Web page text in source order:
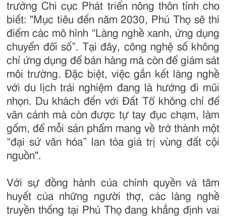
trưởng Chi cục Phát triển nông thôn tỉnh cho
biết: "Mục tiêu đến năm 2030, Phú Thọ sẽ thí
điểm các mô hình “Làng nghề xanh, ứng dụng
chuyển đổi số”. Tại đây, công nghệ số không
chỉ ứng dụng để bán hàng mà còn để giám sát
môi trường. Đặc biệt, việc gắn kết làng nghề
với du lịch trải nghiệm đang là hướng đi mũi
nhọn. Du khách đến với Đất Tổ không chỉ để
vãn cảnh mà còn được tự tay đục chạm, làm
gốm, để mỗi sản phẩm mang về trở thành một
“đại sứ văn hóa” lan tỏa giá trị vùng đất cội
nguồn".
Với sự đồng hành của chính quyền và tâm
huyết của những người thợ, các làng nghề
truyền thống tại Phú Thọ đang khẳng định vai